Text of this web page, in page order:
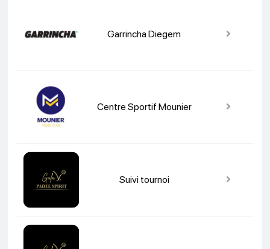
Garrincha Diegem
Centre Sportif Mounier
Suivi tournoi